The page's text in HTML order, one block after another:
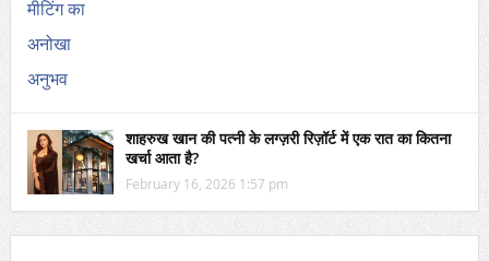
शाहरुख खान की पत्नी के लग्ज़री रिज़ॉर्ट में एक रात का कितना
खर्चा आता है?
February 16, 2026 1:57 pm